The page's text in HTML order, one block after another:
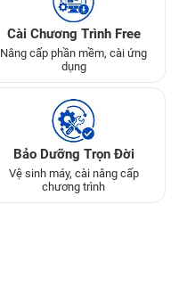
Cài Chương Trình Free
Nâng cấp phần mềm, cài ứng
dụng
Bảo Dưỡng Trọn Đời
Vệ sinh máy, cài nâng cấp
chương trình